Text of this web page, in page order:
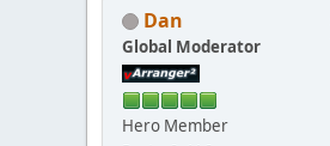
Dan
Global Moderator
Hero Member